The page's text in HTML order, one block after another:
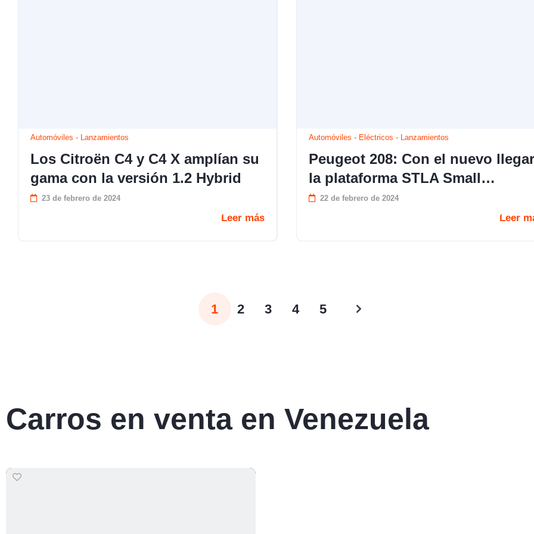
Automóviles - Lanzamientos
Los Citroën C4 y C4 X amplían su
gama con la versión 1.2 Hybrid
23 de febrero de 2024
Leer más
Automóviles - Eléctricos - Lanzamientos
Peugeot 208: Con el nuevo
la plataforma STLA Small…
22 de febrero de 2024
Leer
1 2 3 4 5
Carros en venta en Venezuela